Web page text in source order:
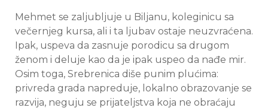
Mehmet se zaljubljuje u Biljanu, koleginicu sa
večernjeg kursa, ali i ta ljubav ostaje neuzvraćena.
Ipak, uspeva da zasnuje porodicu sa drugom
ženom i deluje kao da je ipak uspeo da nađe mir.
Osim toga, Srebrenica diše punim plućima:
privreda grada napreduje, lokalno obrazovanje se
razvija, neguju se prijateljstva koja ne obraćaju